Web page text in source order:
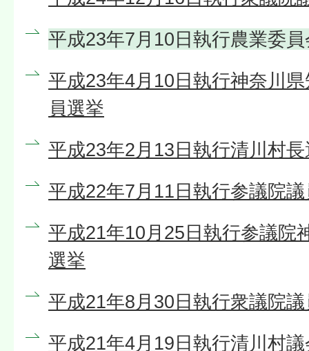
平成23年7月10日執行農業委
平成23年4月10日執行神奈川
員選挙
平成23年2月13日執行清川村
平成22年7月11日執行参議院
平成21年10月25日執行参議院
選挙
平成21年8月30日執行衆議院
平成21年4月19日執行清川村